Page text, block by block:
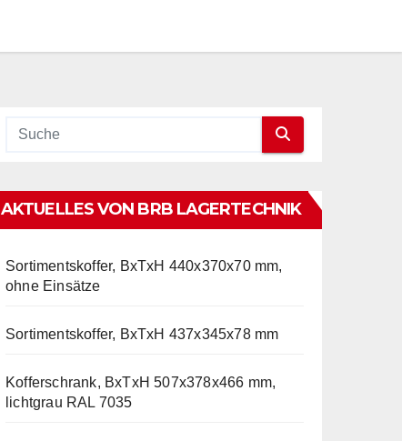
AKTUELLES VON BRB LAGERTECHNIK
Sortimentskoffer, BxTxH 440x370x70 mm,
ohne Einsätze
Sortimentskoffer, BxTxH 437x345x78 mm
Kofferschrank, BxTxH 507x378x466 mm,
lichtgrau RAL 7035